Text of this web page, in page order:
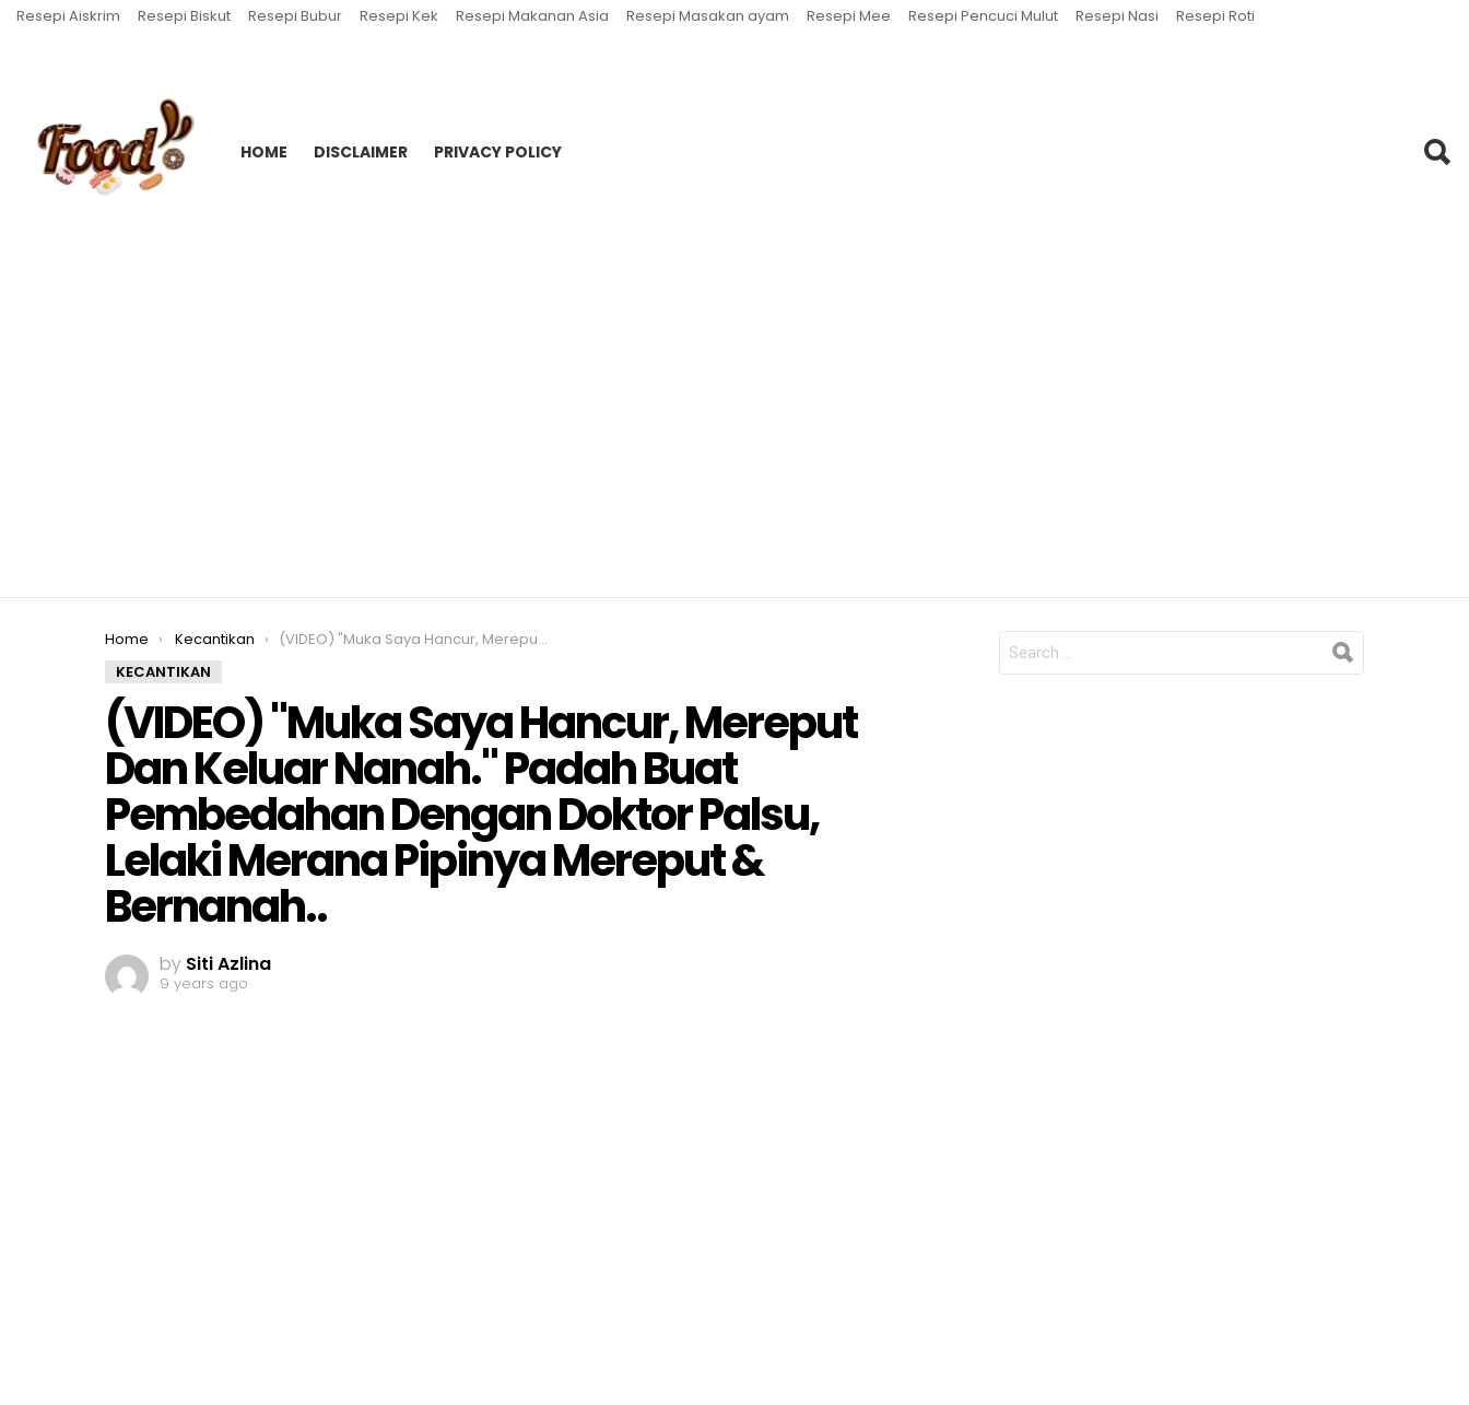
Resepi Aiskrim Resepi Biskut Resepi Bubur Resepi Kek Resepi Makanan Asia Resepi Masakan ayam Resepi Mee Resepi Pencuci Mulut Resepi Nasi Resepi Roti
HOME DISCLAIMER PRIVACY POLICY
You are here:
Home Kecantikan
(VIDEO) "Muka Saya Hancur, Mereput Dan Keluar Nanah." Padah Buat Pembedahan Dengan Doktor Palsu, Lelaki Merana Pipinya Mereput & Bernanah..
KECANTIKAN
(VIDEO) "Muka Saya Hancur, Mereput
Dan Keluar Nanah." Padah Buat
Pembedahan Dengan Doktor Palsu,
Lelaki Merana Pipinya Mereput &
Bernanah..
by Siti Azlina
9 years ago
FOR: